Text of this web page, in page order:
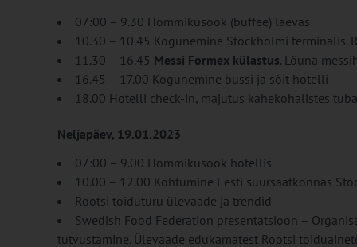
07:00 – 9.30 Hommikusöök (buffee) laevas
10.30 – 10.45 Kogunemine Stockholmi terminalis.
11.30 – 16.45 Messi Formex külastus. Lõuna
16.45 – 17.00 Kogunemine bussi ja sõit hotelli
18.00 Hotelli check-in, majutus kahekohalistes
Neljapäev, 19.01.2023
07:00 – 9.00 Hommikusöök hotellis
10.00 – 12.00 Kohtumine Eesti suursaatkonnas
Rootsi toiduturu ülevaade ja trendid
Swedish Food Federation presentatsioon –
tutvustamine. Ülevaade edukamatest Rootsi